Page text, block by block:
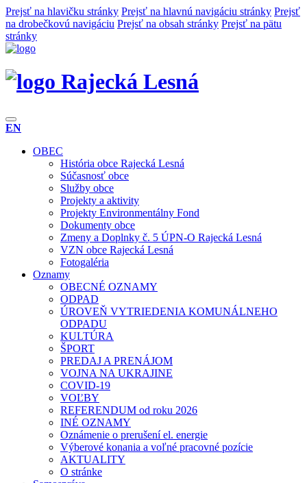
Prejsť na hlavičku stránky Prejsť na hlavnú navigáciu stránky Prejsť
na drobečkovú navigáciu Prejsť na obsah stránky Prejsť na pätu
stránky
Rajecká Lesná
EN
OBEC
História obce Rajecká Lesná
Súčasnosť obce
Služby obce
Projekty a aktivity
Projekty Environmentálny Fond
Dokumenty obce
Zmeny a Doplnky č. 5 ÚPN-O Rajecká Lesná
VZN obce Rajecká Lesná
Fotogaléria
Oznamy
OBECNÉ OZNAMY
ODPAD
ÚROVEŇ VYTRIEDENIA KOMUNÁLNEHO
ODPADU
KULTÚRA
ŠPORT
PREDAJ A PRENÁJOM
VOJNA NA UKRAJINE
COVID-19
VOĽBY
REFERENDUM od roku 2026
INÉ OZNAMY
Oznámenie o prerušení el. energie
Výberové konania a voľné pracovné pozície
AKTUALITY
O stránke